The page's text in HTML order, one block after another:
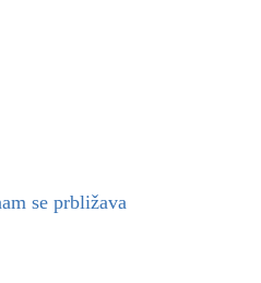
se prbližava